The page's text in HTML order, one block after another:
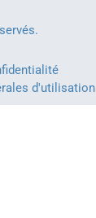
d'utilisation